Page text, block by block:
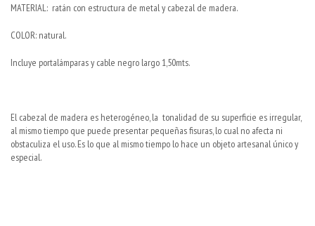
MATERIAL: ratán con estructura de metal y cabezal de madera.
COLOR: natural.
Incluye portalámparas y cable negro largo 1,50mts.
El cabezal de madera es heterogéneo, la tonalidad de su superficie es irregular,
al mismo tiempo que puede presentar pequeñas fisuras, lo cual no afecta ni
obstaculiza el uso. Es lo que al mismo tiempo lo hace un objeto artesanal único y
especial.